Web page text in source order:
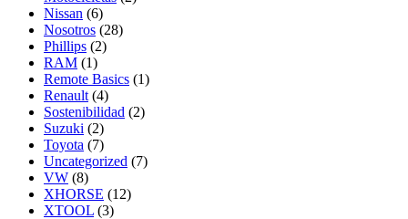
Nissan (6)
Nosotros (28)
Phillips (2)
RAM (1)
Remote Basics (1)
Renault (4)
Sostenibilidad (2)
Suzuki (2)
Toyota (7)
Uncategorized (7)
VW (8)
XHORSE (12)
XTOOL (3)